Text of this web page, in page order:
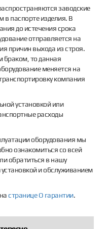
заводские
в паспорте изделия. В
до истечения срока
отправляется на
причин выхода из строя.
браком, то данная
меняется на
компания
установкой или
расходы
оборудования мы
ознакомиться со всей
обратиться в нашу
и обслуживанием
странице О гарантии.